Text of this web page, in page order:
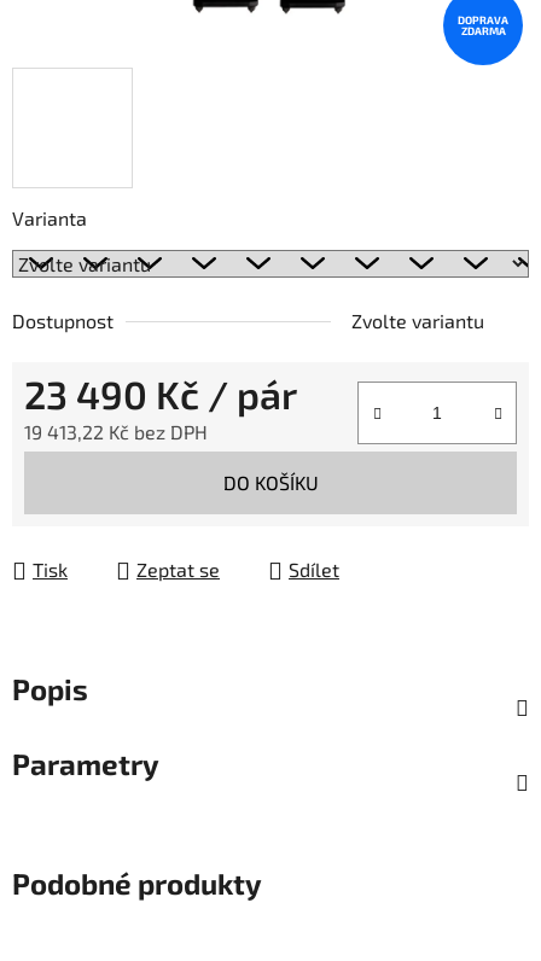
Varianta
Dostupnost Zvolte variantu
23 490 Kč / pár
19 413,22 Kč bez DPH
DO KOŠÍKU
Tisk Zeptat se Sdílet
DOPRAVA
ZDARMA
Popis
Parametry
Podobné produkty